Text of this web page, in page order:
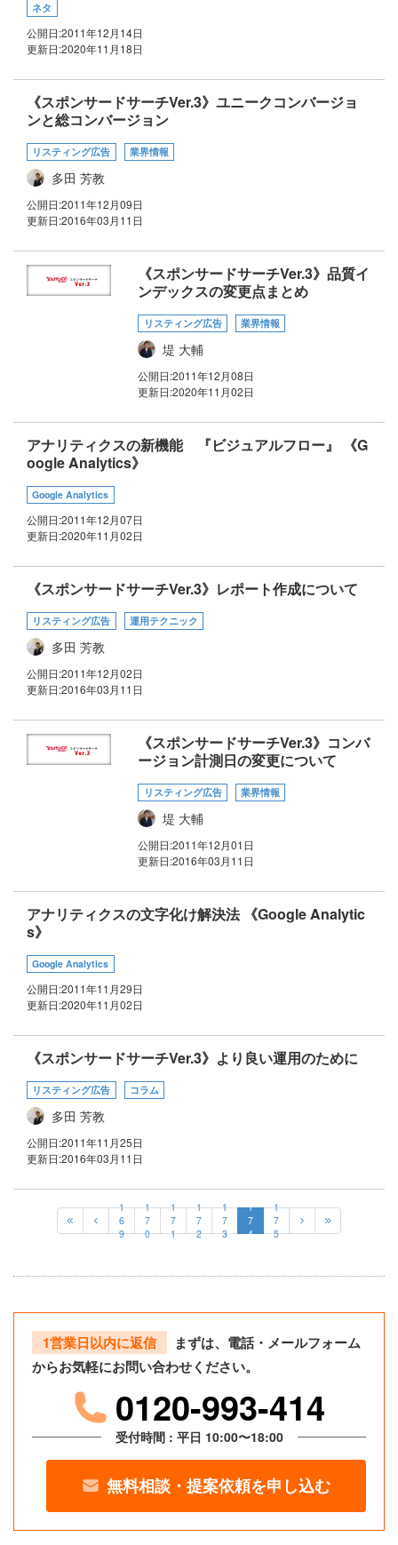
ネタ
公開日:2011年12月14日
更新日:2020年11月18日
《スポンサードサーチVer.3》ユニークコンバージョ
ンと総コンバージョン
リスティング広告 業界情報
多田 芳教
公開日:2011年12月09日
更新日:2016年03月11日
《スポンサードサーチVer.3》品質イ
ンデックスの変更点まとめ
リスティング広告 業界情報
堤 大輔
公開日:2011年12月08日
更新日:2020年11月02日
アナリティクスの新機能 『ビジュアルフロー』 《G
oogle Analytics》
Google Analytics
公開日:2011年12月07日
更新日:2020年11月02日
《スポンサードサーチVer.3》レポート作成について
リスティング広告 運用テクニック
多田 芳教
公開日:2011年12月02日
更新日:2016年03月11日
《スポンサードサーチVer.3》コンバ
ージョン計測日の変更について
リスティング広告 業界情報
堤 大輔
公開日:2011年12月01日
更新日:2016年03月11日
アナリティクスの文字化け解決法 《Google Analytic
s》
Google Analytics
公開日:2011年11月29日
更新日:2020年11月02日
《スポンサードサーチVer.3》より良い運用のために
リスティング広告 コラム
多田 芳教
公開日:2011年11月25日
更新日:2016年03月11日
1
6
9
1
7
0
1
7
1
1
7
2
1
7
3
1
7
4
1
7
5
1営業日以内に返信
まずは、電話・メールフォーム
からお気軽にお問い合わせください。
0120-993-414
受付時間 : 平日 10:00〜18:00
無料相談・提案依頼を申し込む